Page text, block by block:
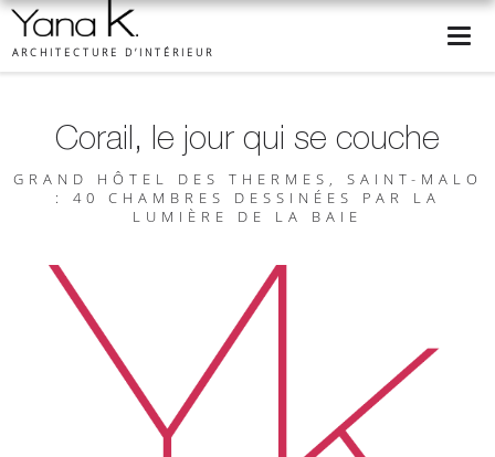
ARCHITECTURE D’INTÉRIEUR
Corail, le jour qui se couche
GRAND HÔTEL DES THERMES, SAINT-MALO
: 40 CHAMBRES DESSINÉES PAR LA
LUMIÈRE DE LA BAIE